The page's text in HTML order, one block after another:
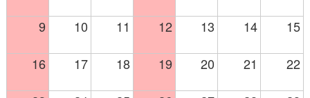
9 10 11 12 13 14 15
16 17 18 19 20 21 22